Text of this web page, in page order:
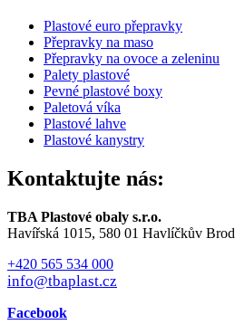
Plastové euro přepravky
Přepravky na maso
Přepravky na ovoce a zeleninu
Palety plastové
Pevné plastové boxy
Paletová víka
Plastové lahve
Plastové kanystry
Kontaktujte nás:
TBA Plastové obaly s.r.o.
Havířská 1015, 580 01 Havlíčkův Brod
+420 565 534 000
info@tbaplast.cz
Facebook